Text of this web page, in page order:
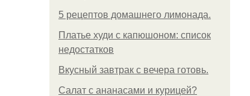
5 рецептов домашнего лимонада.
Платье худи с капюшоном: список
недостатков
Вкусный завтрак с вечера готовь.
Салат с ананасами и курицей?